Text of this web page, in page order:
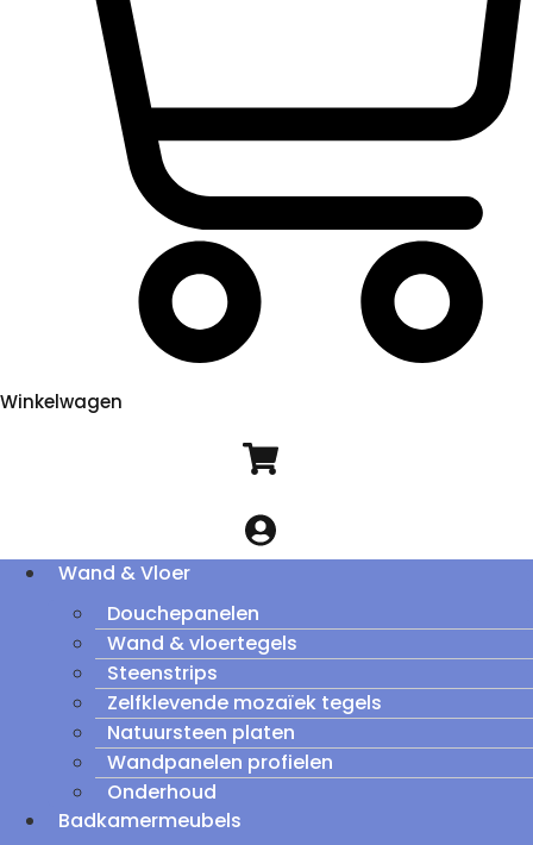
Winkelwagen
Wand & Vloer
Douchepanelen
Wand & vloertegels
Steenstrips
Zelfklevende mozaïek tegels
Natuursteen platen
Wandpanelen profielen
Onderhoud
Badkamermeubels